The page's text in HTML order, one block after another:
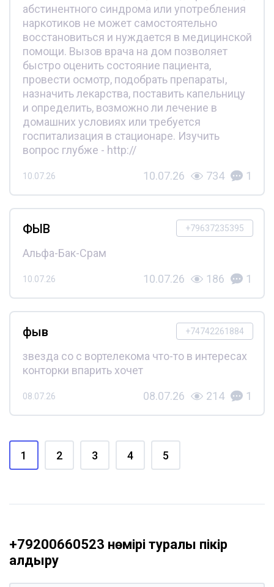
абстинентного синдрома или употребления
наркотиков не может самостоятельно
восстановиться и нуждается в медицинской
помощи. Вызов врача на дом позволяет
быстро оценить состояние пациента,
провести осмотр, подобрать препараты,
назначить лекарства, поставить капельницу
и определить, возможно ли лечение в
домашних условиях или требуется
госпитализация в стационаре. Изучить
вопрос глубже - http://
10.07.26 10.07.26 734 1
+79637235395
ФЫВ
Альфа-Бак-Срам
10.07.26 10.07.26 186 1
+74742261884
фыв
звезда со с вортелекома что-то в интересах
конторки впарить хочет
08.07.26 08.07.26 214 1
1 2 3 4 5
+79200660523 нөмірі туралы пікір
қалдыру